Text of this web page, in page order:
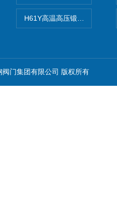
H61Y高温高压锻钢止回阀
门集团有限公司 版权所有